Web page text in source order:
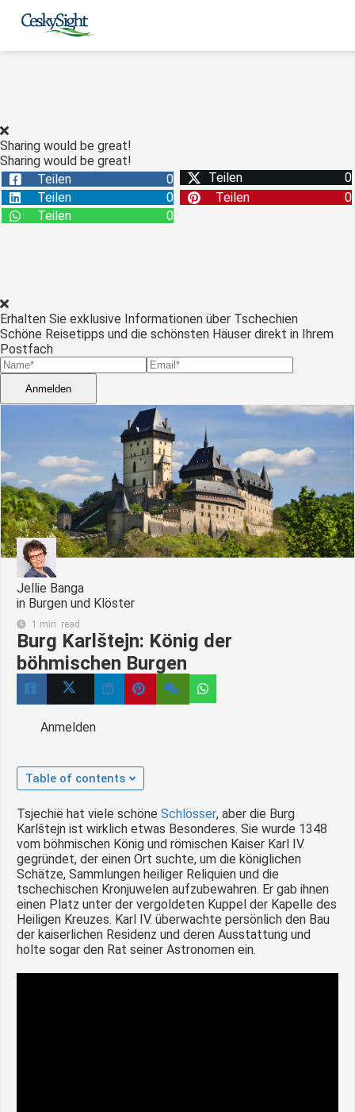
Sharing would be great!
Sharing would be great!
Teilen
0 Teilen
0
Teilen
0 Teilen
0
Teilen
0
Erhalten Sie exklusive Informationen über Tschechien
Schöne Reisetipps und die schönsten Häuser direkt in Ihrem
Postfach
Anmelden
Jellie Banga
in Burgen und Klöster
1 min. read
Burg Karlštejn: König der
böhmischen Burgen
Anmelden
Table of contents
Tsjechië hat viele schöne Schlösser, aber die Burg
Karlštejn ist wirklich etwas Besonderes. Sie wurde 1348
vom böhmischen König und römischen Kaiser Karl IV.
gegründet, der einen Ort suchte, um die königlichen
Schätze, Sammlungen heiliger Reliquien und die
tschechischen Kronjuwelen aufzubewahren. Er gab ihnen
einen Platz unter der vergoldeten Kuppel der Kapelle des
Heiligen Kreuzes. Karl IV. überwachte persönlich den Bau
der kaiserlichen Residenz und deren Ausstattung und
holte sogar den Rat seiner Astronomen ein.